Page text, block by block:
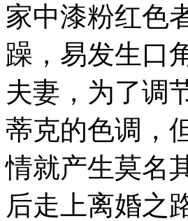
家中漆粉红色
躁，易发生口
夫妻，为了调
蒂克的色调，
情就产生莫名
后走上离婚之